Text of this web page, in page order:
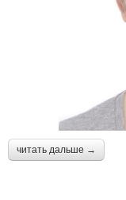
читать дальше →